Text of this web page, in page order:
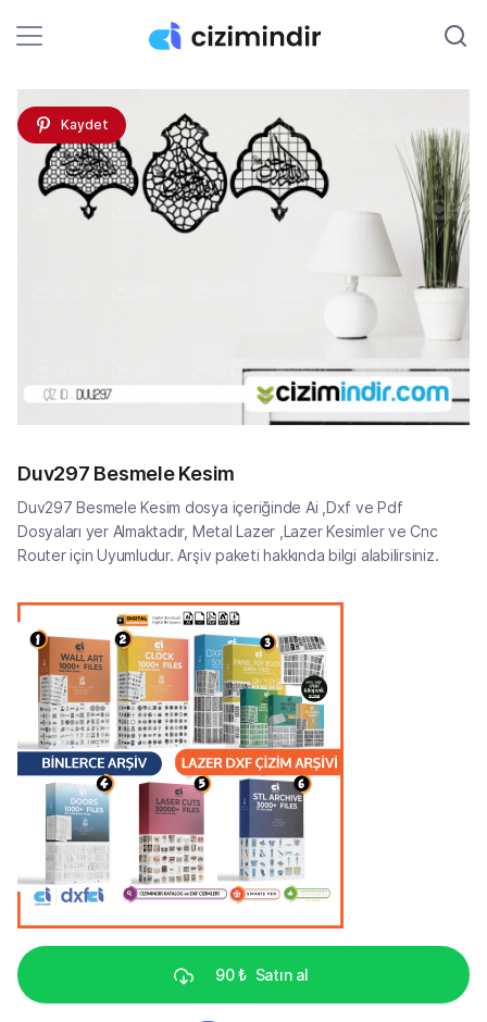
Kaydet
Duv297 Besmele Kesim
Duv297 Besmele Kesim dosya içeriğinde Ai ,Dxf ve Pdf
Dosyaları yer Almaktadır, Metal Lazer ,Lazer Kesimler ve Cnc
Router için Uyumludur. Arşiv paketi hakkında bilgi alabilirsiniz.
90 ₺ Satın al